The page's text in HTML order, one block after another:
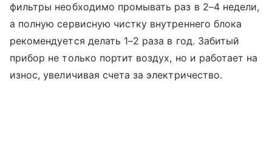
фильтры необходимо промывать раз в 2–4 недели,
а полную сервисную чистку внутреннего блока
рекомендуется делать 1–2 раза в год. Забитый
прибор не только портит воздух, но и работает на
износ, увеличивая счета за электричество.